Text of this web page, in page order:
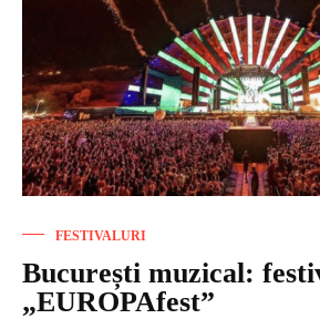
FESTIVALURI
București muzical:
„EUROPAfest”